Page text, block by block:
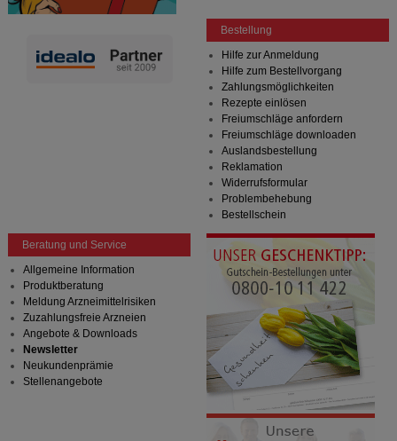
Bestellung
Hilfe zur Anmeldung
Hilfe zum Bestellvorgang
Zahlungsmöglichkeiten
Rezepte einlösen
Freiumschläge anfordern
Freiumschläge downloaden
Auslandsbestellung
Reklamation
Widerrufsformular
Problembehebung
Bestellschein
Beratung und Service
Allgemeine Information
Produktberatung
Meldung Arzneimittelrisiken
Zuzahlungsfreie Arzneien
Angebote & Downloads
Newsletter
Neukundenprämie
Stellenangebote